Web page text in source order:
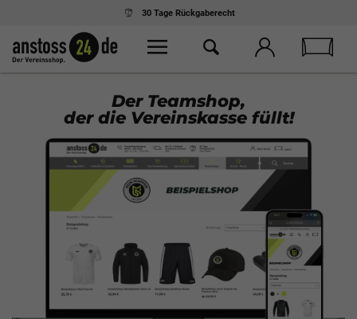
30 Tage Rückgaberecht
Der Teamshop,
der die Vereinskasse füllt!